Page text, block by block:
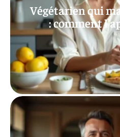
Végétarien qui
: comment